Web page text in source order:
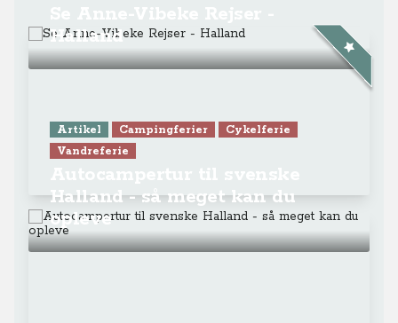
Halland
Artikel Campingferier
Cykelferie
Vandreferie
Halland - så meget kan du
opleve